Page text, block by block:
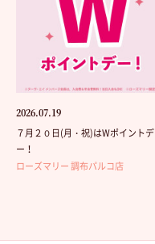
2026.07.19
７月２０日(月・祝)はWポイントデ
ー！
ローズマリー 調布パルコ店